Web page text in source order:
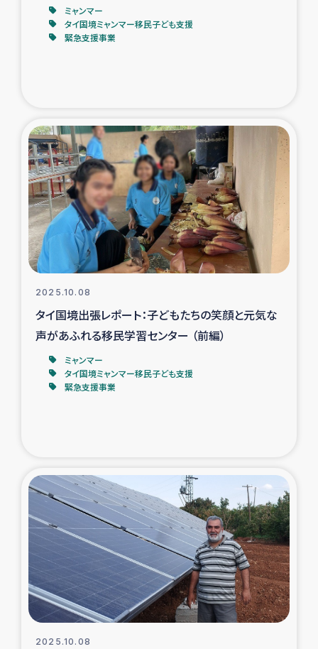
スリランカ ジャフナ県干物事業
スリランカの南北女性をつなぐサリー・リサイクル・プロ
ジェクト
復興支援事業
民際教育事業
ガザ人道支援
令和6年能登半島地震 緊急支援
タイ国境ミャンマー移民子ども支援
漁民によるマングローブ植林活動
レバノンでのシリア難民への食糧・越冬支援
レバノンにおける緊急支援
レバノンでのシリア難民への教育支援事業
ミャンマー
タイ国境ミャンマー移民子ども支援
緊急支援事業
2025.10.08
タイ国境出張レポート：子どもたちの笑顔と元気な
声があふれる移民学習センター （前編）
ミャンマー
タイ国境ミャンマー移民子ども支援
緊急支援事業
2025.10.08